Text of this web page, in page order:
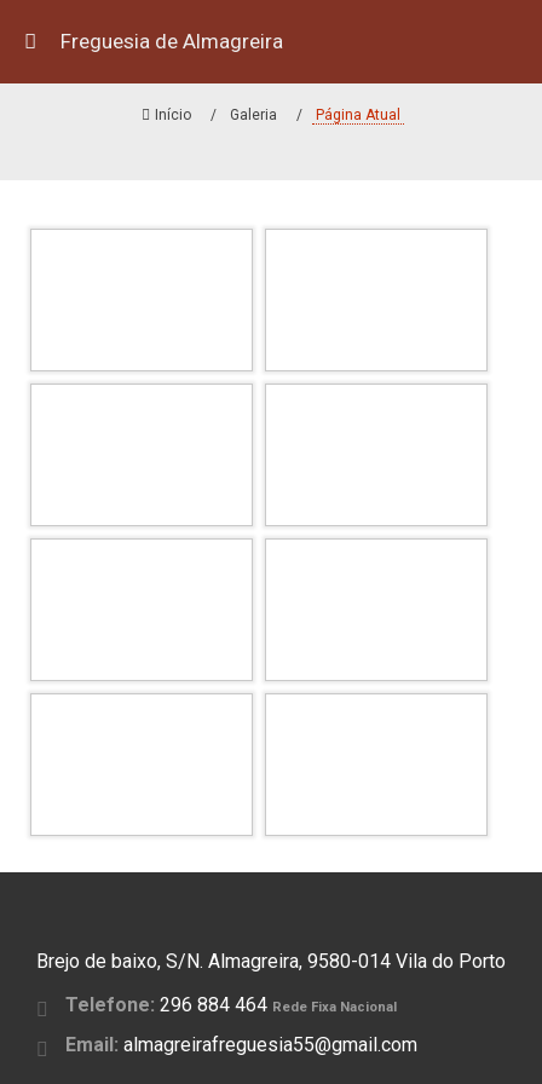
Início Galeria Página Atual
Brejo de baixo, S/N. Almagreira, 9580-014 Vila do Porto
Telefone: 296 884 464 Rede Fixa Nacional
Email: almagreirafreguesia55@gmail.com
Freguesia de Almagreira